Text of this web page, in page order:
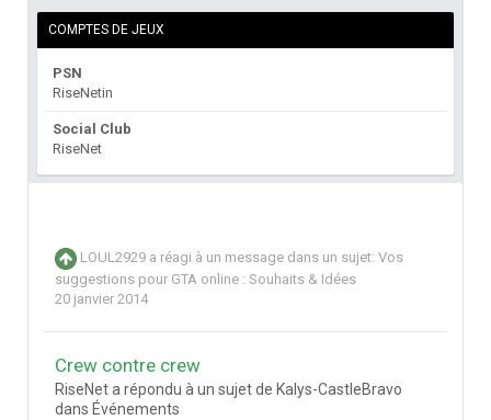
COMPTES DE JEUX
PSN
RiseNetin
Social Club
RiseNet
LOUL2929 a réagi à un message dans un sujet: Vos
suggestions pour GTA online : Souhaits & Idées
20 janvier 2014
Crew contre crew
RiseNet a répondu à un sujet de Kalys-CastleBravo
dans Événements